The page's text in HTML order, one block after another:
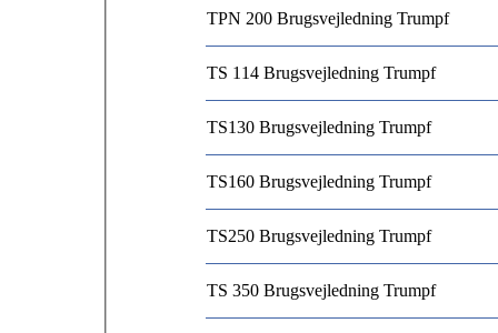
TPN 200 Brugsvejledning Trumpf
TS 114 Brugsvejledning Trumpf
TS130 Brugsvejledning Trumpf
TS160 Brugsvejledning Trumpf
TS250 Brugsvejledning Trumpf
TS 350 Brugsvejledning Trumpf